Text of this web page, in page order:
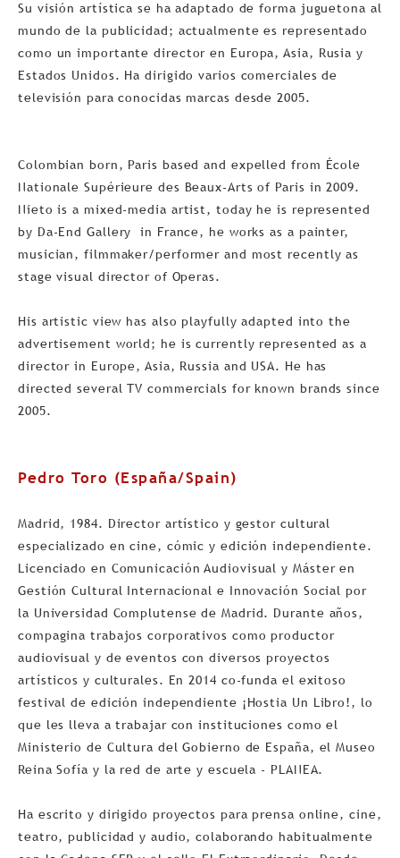
Su visión artística se ha adaptado de forma juguetona al
mundo de la publicidad; actualmente es representado
como un importante director en Europa, Asia, Rusia y
Estados Unidos. Ha dirigido varios comerciales de
televisión para conocidas marcas desde 2005.
Colombian born, Paris based and expelled from École
Nationale Supérieure des Beaux-Arts of Paris in 2009.
Nieto is a mixed-media artist, today he is represented
by Da-End Gallery in France, he works as a painter,
musician, filmmaker/performer and most recently as
stage visual director of Operas.
His artistic view has also playfully adapted into the
advertisement world; he is currently represented as a
director in Europe, Asia, Russia and USA. He has
directed several TV commercials for known brands since
2005.
Pedro Toro (España/Spain)
Madrid, 1984. Director artístico y gestor cultural
especializado en cine, cómic y edición independiente.
Licenciado en Comunicación Audiovisual y Máster en
Gestión Cultural Internacional e Innovación Social por
la Universidad Complutense de Madrid. Durante años,
compagina trabajos corporativos como productor
audiovisual y de eventos con diversos proyectos
artísticos y culturales. En 2014 co-funda el exitoso
festival de edición independiente ¡Hostia Un Libro!, lo
que les lleva a trabajar con instituciones como el
Ministerio de Cultura del Gobierno de España, el Museo
Reina Sofía y la red de arte y escuela - PLANEA.
Ha escrito y dirigido proyectos para prensa online, cine,
teatro, publicidad y audio, colaborando habitualmente